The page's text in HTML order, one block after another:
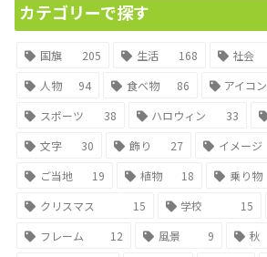
カテゴリーで探す
国旗 205 生活 168 社会
人物
94 食べ物 86 アイコン
スポーツ
38 ハロウィン 33
文字
30 飾り 27 イメージ
ご当地
19 植物 18 乗り物
クリスマス
15 学校 15
フレーム
12 風景 9 秋